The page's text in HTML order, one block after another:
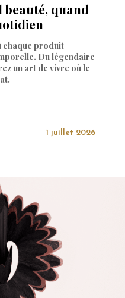
beauté, quand
chaque produit
Du légendaire
un art de vivre où le
1 juillet 2026